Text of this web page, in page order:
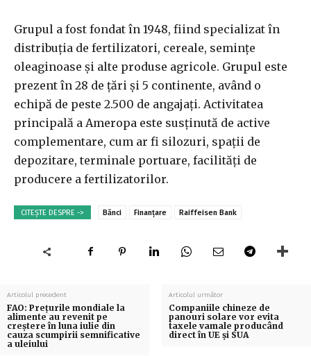
Grupul a fost fondat în 1948, fiind specializat în
distribuţia de fertilizatori, cereale, seminţe
oleaginoase şi alte produse agricole. Grupul este
prezent în 28 de ţări şi 5 continente, având o
echipă de peste 2.500 de angajaţi. Activitatea
principală a Ameropa este susţinută de active
complementare, cum ar fi silozuri, spaţii de
depozitare, terminale portuare, facilităţi de
producere a fertilizatorilor.
CITEȘTE DESPRE -> Bănci Finanțare Raiffeisen Bank
Articolul precedent
FAO: Preţurile mondiale la
alimente au revenit pe
creştere în luna iulie din
cauza scumpirii semnificative
a uleiului
Articolul următor
Companiile chineze de
panouri solare vor evita
taxele vamale producând
direct în UE şi SUA